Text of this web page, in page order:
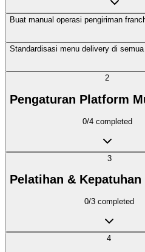
Buat manual operasi pengiriman
Standardisasi menu delivery di
2
Pengaturan Platform
0/4completed
3
Pelatihan &
0/3 completed
4